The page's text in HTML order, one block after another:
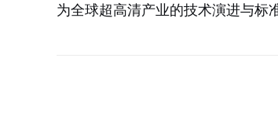
为全球超高清产业的技术演进与标